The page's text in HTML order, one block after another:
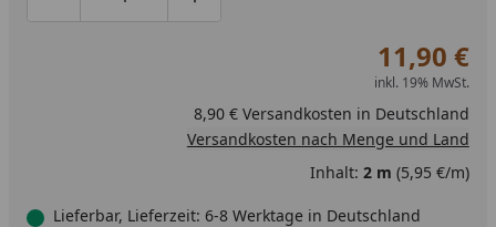
Produktmenge um eins verringern
Produktmenge manuell eingeben
Produktmenge um eins erhöhen
11,90 €
inkl. 19% MwSt.
8,90 € Versandkosten in Deutschland
Versandkosten nach Menge und Land
Inhalt: 2 m (5,95 €/m)
Lieferbar, Lieferzeit: 6-8 Werktage in Deutschland